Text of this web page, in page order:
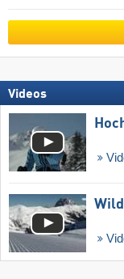
Videos